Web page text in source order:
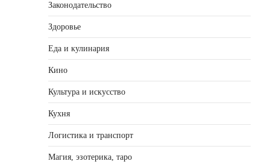
Законодательство
Здоровье
Еда и кулинария
Кино
Культура и искусство
Кухня
Логистика и транспорт
Магия, эзотерика, таро